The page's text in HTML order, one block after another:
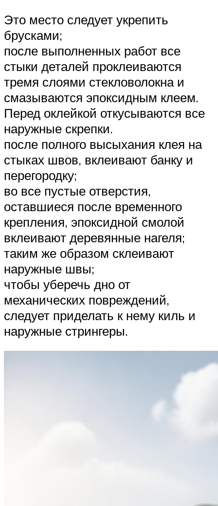
Это место следует укрепить
брусками;
после выполненных работ все
стыки деталей проклеиваются
тремя слоями стекловолокна и
смазываются эпоксидным клеем.
Перед оклейкой откусываются все
наружные скрепки.
после полного высыхания клея на
стыках швов, вклеивают банку и
перегородку;
во все пустые отверстия,
оставшиеся после временного
крепления, эпоксидной смолой
вклеивают деревянные нагеля;
таким же образом склеивают
наружные швы;
чтобы уберечь дно от
механических повреждений,
следует приделать к нему киль и
наружные стрингеры.